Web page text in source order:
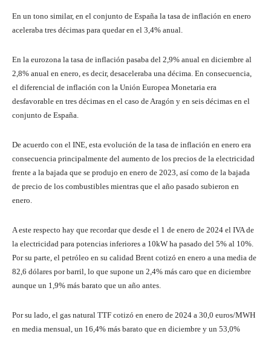
En un tono similar, en el conjunto de España la tasa de inflación en enero
aceleraba tres décimas para quedar en el 3,4% anual.
En la eurozona la tasa de inflación pasaba del 2,9% anual en diciembre al
2,8% anual en enero, es decir, desaceleraba una décima. En consecuencia,
el diferencial de inflación con la Unión Europea Monetaria era
desfavorable en tres décimas en el caso de Aragón y en seis décimas en el
conjunto de España.
De acuerdo con el INE, esta evolución de la tasa de inflación en enero era
consecuencia principalmente del aumento de los precios de la electricidad
frente a la bajada que se produjo en enero de 2023, así como de la bajada
de precio de los combustibles mientras que el año pasado subieron en
enero.
A este respecto hay que recordar que desde el 1 de enero de 2024 el IVA de
la electricidad para potencias inferiores a 10kW ha pasado del 5% al 10%.
Por su parte, el petróleo en su calidad Brent cotizó en enero a una media de
82,6 dólares por barril, lo que supone un 2,4% más caro que en diciembre
aunque un 1,9% más barato que un año antes.
Por su lado, el gas natural TTF cotizó en enero de 2024 a 30,0 euros/MWH
en media mensual, un 16,4% más barato que en diciembre y un 53,0%